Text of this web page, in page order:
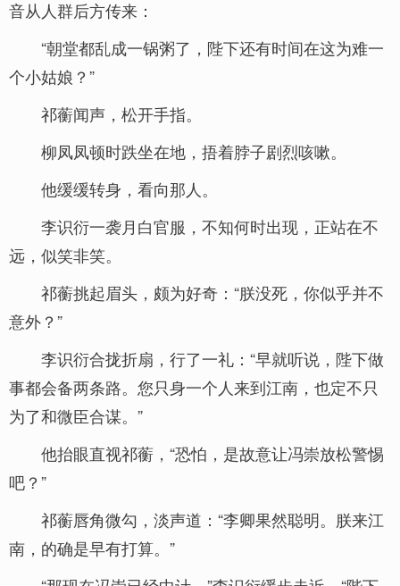
音从人群后方传来：
“朝堂都乱成一锅粥了，陛下还有时间在这为难一
个小姑娘？”
祁蘅闻声，松开手指。
柳凤凤顿时跌坐在地，捂着脖子剧烈咳嗽。
他缓缓转身，看向那人。
李识衍一袭月白官服，不知何时出现，正站在不
远，似笑非笑。
祁蘅挑起眉头，颇为好奇：“朕没死，你似乎并不
意外？”
李识衍合拢折扇，行了一礼：“早就听说，陛下做
事都会备两条路。您只身一个人来到江南，也定不只
为了和微臣合谋。”
他抬眼直视祁蘅，“恐怕，是故意让冯崇放松警惕
吧？”
祁蘅唇角微勾，淡声道：“李卿果然聪明。朕来江
南，的确是早有打算。”